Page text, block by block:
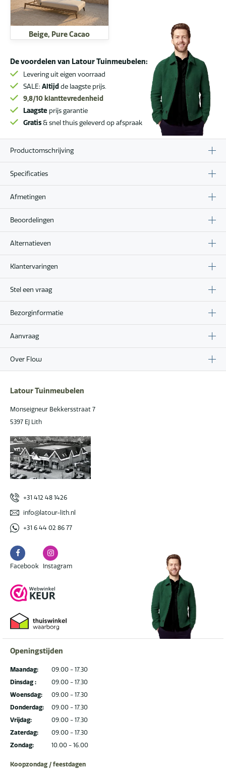
Beige, Pure Cacao
De voordelen van Latour Tuinmeubelen:
Levering uit eigen voorraad
SALE: Altijd de laagste prijs.
9,8/10 klanttevredenheid
Laagste prijs garantie
Gratis& snel thuis geleverd op afspraak
Productomschrijving
Specificaties
Afmetingen
Beoordelingen
Alternatieven
Klantervaringen
Stel een vraag
Bezorginformatie
Aanvraag
Over Flow
Latour Tuinmeubelen
Monseigneur Bekkersstraat 7
5397 EJ Lith
+31 412 48 1426
info@latour-lith.nl
+31 6 44 02 86 77
Facebook
Facebook
Instagram
Instagram
Openingstijden
Maandag:
Dinsdag :
Woensdag:
Donderdag:
Vrijdag:
Zaterdag:
Zondag:
09.00 - 17.30
09.00 - 17.30
09.00 - 17.30
09.00 - 17.30
09.00 - 17.30
09.00 - 17.30
10.00 - 16.00
Koopzondag / feestdagen